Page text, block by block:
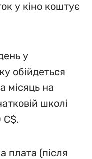
у кіно коштує
у
обійдеться
місяць на
школі
C$.
плата (після